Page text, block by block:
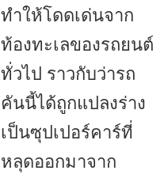
ทำให้โดดเด่นจาก
ท้องทะเลของรถยนต์
ทั่วไป ราวกับว่ารถ
คันนี้ได้ถูกแปลงร่าง
เป็นซุปเปอร์คาร์ที่
หลุดออกมาจาก